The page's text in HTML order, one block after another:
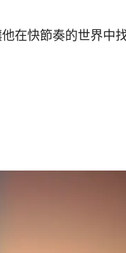
在快節奏的世界中